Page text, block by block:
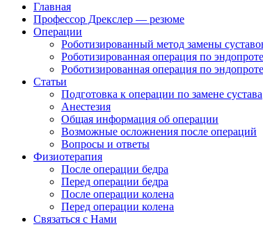
Главная
Профессор Дрекслер — резюме
Операции
Роботизированный метод замены
Роботизированная операция по
Роботизированная операция по
Статьи
Подготовка к операции по замене сустава
Анестезия
Общая информация об операции
Возможные осложнения после операций
Вопросы и ответы
Физиотерапия
После операции бедра
Перед операции бедра
После операции колена
Перед операции колена
Связаться с Нами